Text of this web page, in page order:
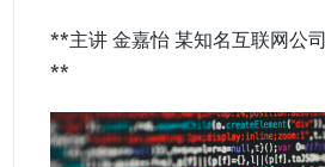
**主讲 金嘉怡 某知名互联网公
**